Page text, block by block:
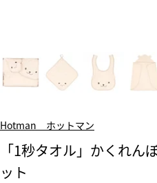
Hotman ホットマン
「1秒タオル」かくれん
ット